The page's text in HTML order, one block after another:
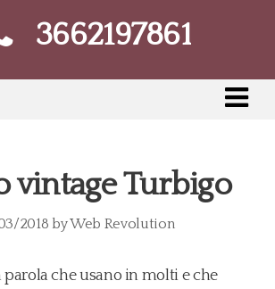
3662197861
vintage Turbigo
2018 byWeb Revolution
parola che usano in molti e che